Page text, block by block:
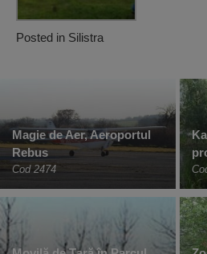
Posted in Silistra
Magie de Aer, Aeroportul
Rebus
Cod 2474